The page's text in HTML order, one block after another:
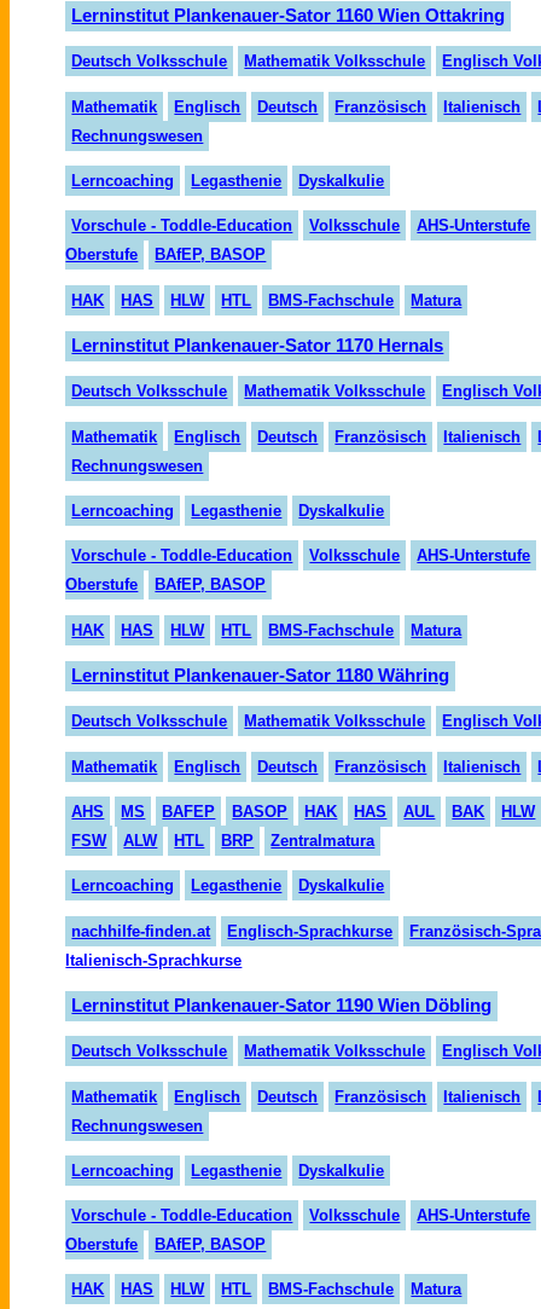
Lerninstitut Plankenauer-Sator 1160 Wien Ottakring
Deutsch Volksschule Mathematik Volksschule Englisch
Mathematik Englisch Deutsch Französisch Italienisch
Rechnungswesen
Lerncoaching Legasthenie Dyskalkulie
Vorschule - Toddle-Education Volksschule
AHS-Unterstufe
Oberstufe
BAfEP, BASOP
HAK HAS HLW HTL BMS-Fachschule Matura
Lerninstitut Plankenauer-Sator 1170 Hernals
Deutsch Volksschule Mathematik Volksschule Englisch
Mathematik Englisch Deutsch Französisch Italienisch
Rechnungswesen
Lerncoaching Legasthenie Dyskalkulie
Vorschule - Toddle-Education Volksschule
AHS-Unterstufe
Oberstufe
BAfEP, BASOP
HAK HAS HLW HTL BMS-Fachschule Matura
Lerninstitut Plankenauer-Sator 1180 Währing
Deutsch Volksschule Mathematik Volksschule Englisch
Mathematik Englisch Deutsch Französisch Italienisch
AHS MS BAFEP BASOP HAK HAS AUL BAK
HLW
FSW
ALW HTL BRP Zentralmatura
Lerncoaching Legasthenie Dyskalkulie
nachhilfe-finden.at Englisch-Sprachkurse
Französisch-
Italienisch-Sprachkurse
Lerninstitut Plankenauer-Sator 1190 Wien Döbling
Deutsch Volksschule Mathematik Volksschule Englisch
Mathematik Englisch Deutsch Französisch Italienisch
Rechnungswesen
Lerncoaching Legasthenie Dyskalkulie
Vorschule - Toddle-Education Volksschule
AHS-Unterstufe
Oberstufe
BAfEP, BASOP
HAK HAS HLW HTL BMS-Fachschule Matura